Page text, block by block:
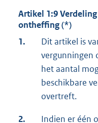
Artikel 1:9
ontheffing (*)
1.
Dit artikel is
vergunningen
het aantal
beschikbare
overtreft.
2.
Indien er één